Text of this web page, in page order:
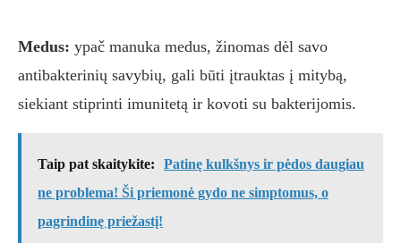
Medus: ypač manuka medus, žinomas dėl savo
antibakterinių savybių, gali būti įtrauktas į mitybą,
siekiant stiprinti imunitetą ir kovoti su bakterijomis.
Taip pat skaitykite:
Patinę kulkšnys ir pėdos daugiau
ne problema! Ši priemonė gydo ne simptomus, o
pagrindinę priežastį!